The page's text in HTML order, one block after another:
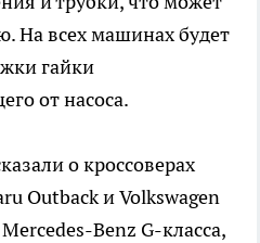
На всех машинах будет
гайки
от насоса.
о кроссоверах
Outback и Volkswagen
Benz G-класса,